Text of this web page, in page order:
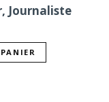
Journaliste